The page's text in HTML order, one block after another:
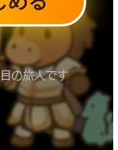
の旅人です